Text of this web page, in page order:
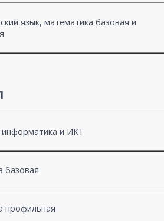
язык, математика базовая и
информатика и ИКТ
базовая
профильная